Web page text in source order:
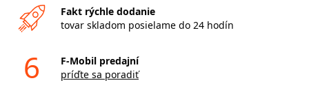
Fakt rýchle dodanie
tovar skladom posielame do 24 hodín
6
F-Mobil predajní
príďte sa poradiť